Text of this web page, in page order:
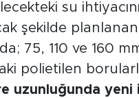
su
şekilde
75, 110 ve 160
polietilen
uzunluğunda yeni